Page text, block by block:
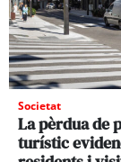
Societat
La pèrdua de
turístic